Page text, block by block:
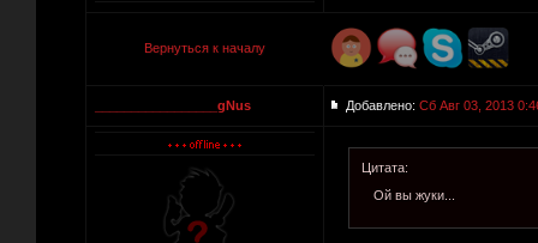
Вернуться к началу
_________________gNus Добавлено: Сб Авг 03, 2013
Цитата:
Ой вы жуки...